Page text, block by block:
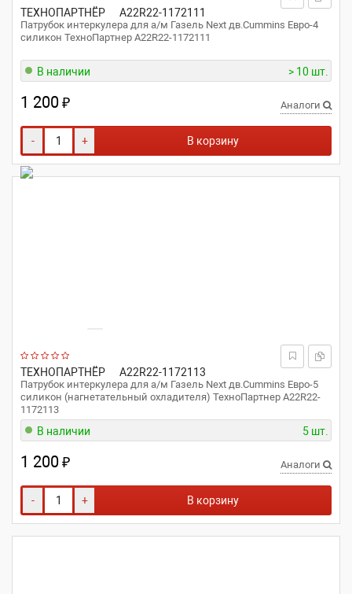
ТЕХНОПАРТНЁР A22R22-1172111
Патрубок интеркулера для а/м Газель Next дв.Cummins Евро-4
силикон ТехноПартнер A22R22-1172111
В наличии > 10 шт.
1 200₽ Аналоги
- + В корзину
ТЕХНОПАРТНЁР A22R22-1172113
Патрубок интеркулера для а/м Газель Next дв.Cummins Евро-5
силикон (нагнетательный охладителя) ТехноПартнер A22R22-
1172113
В наличии 5 шт.
1 200₽ Аналоги
- + В корзину